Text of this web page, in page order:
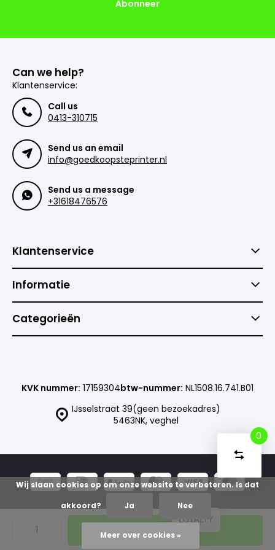
Toevoegen
Abonneer
Can we help?
Klantenservice:
Call us
0413-310715
Send us an email
info@goedkoopsteprinter.nl
Send us a message
+31618476576
Klantenservice
Informatie
Categorieën
IJsselstraat 39(geen bezoekadres)
5463NK, veghel
KVK nummer: 17159304btw-nummer: NL1508.16.741.B01
© Goedkoopsteprinter Sitemap
Wij slaan cookies op om onze website te verbeteren. Is dat
akkoord? Ja Nee
Meer over cookies »
0
Vergelijk
Verwijder
alle
U
heeft
artikelen
Start
LOYALTY